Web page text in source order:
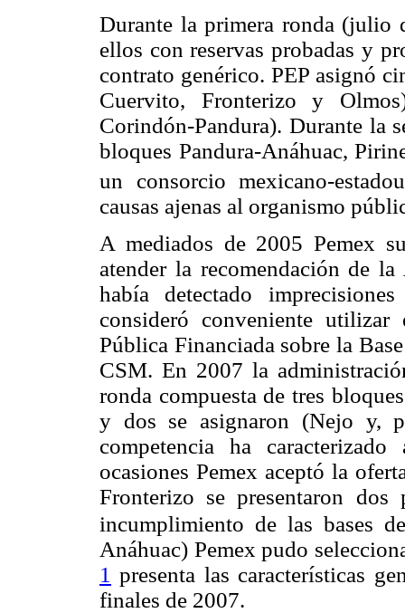
Durante la primera ronda (julio
ellos con reservas probadas y
contrato genérico. PEP asignó
Cuervito, Fronterizo y
Corindón-Pandura). Durante la
bloques Pandura-Anáhuac,
un consorcio mexicano-
causas ajenas al organismo
A mediados de 2005 Pemex
atender la recomendación de
había detectado
consideró conveniente
Pública Financiada sobre la
CSM. En 2007 la
ronda compuesta de tres
y dos se asignaron (Nejo y,
competencia ha
ocasiones Pemex aceptó la
Fronterizo se presentaron dos
incumplimiento de las bases
Anáhuac) Pemex pudo
1 presenta las características
finales de 2007.